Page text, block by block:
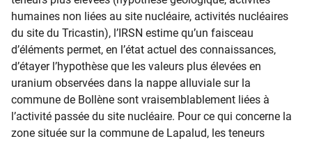
humaines non liées au site nucléaire, activités nucléaires
du site du Tricastin), l’IRSN estime qu’un faisceau
d’éléments permet, en l’état actuel des connaissances,
d’étayer l’hypothèse que les valeurs plus élevées en
uranium observées dans la nappe alluviale sur la
commune de Bollène sont vraisemblablement liées à
l’activité passée du site nucléaire. Pour ce qui concerne la
zone située sur la commune de Lapalud, les teneurs